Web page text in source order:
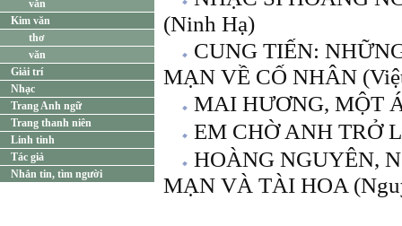
văn
Kim văn
thơ
văn
Giải trí
Nhạc
Trang Anh ngữ
Trang thanh niên
Linh tinh
Tác giả
Nhắn tin, tìm người
(Ninh Hạ)
CUNG TIẾN:
MẠN VỀ CỐ NHÂN
MAI HƯƠNG, MỘT
EM CHỜ ANH TRỞ
HOÀNG NGUYÊN,
MẠN VÀ TÀI HOA